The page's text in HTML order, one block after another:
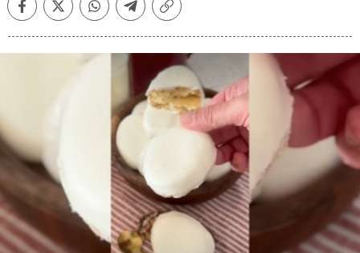
FacebookTwitterWhatsappTelegramCopiar